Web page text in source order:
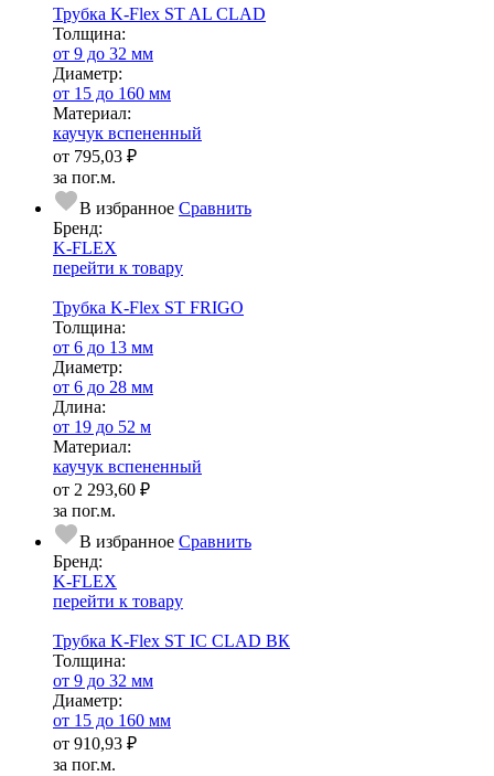
Трубка K-Flex ST AL CLAD
Тол­щи­на:
от 9 до 32 мм
Диаметр:
от 15 до 160 мм
Ма­­те­­ри­­ал:
каучук вспененный
от 795,03 ₽
за пог.м.
В избранное Сравнить
Бренд:
K-FLEX
перейти к товару
Трубка K-Flex ST FRIGO
Тол­щи­на:
от 6 до 13 мм
Диаметр:
от 6 до 28 мм
Длина:
от 19 до 52 м
Ма­­те­­ри­­ал:
каучук вспененный
от 2 293,60 ₽
за пог.м.
В избранное Сравнить
Бренд:
K-FLEX
перейти к товару
Трубка K-Flex ST IC CLAD ВК
Тол­щи­на:
от 9 до 32 мм
Диаметр:
от 15 до 160 мм
от 910,93 ₽
за пог.м.